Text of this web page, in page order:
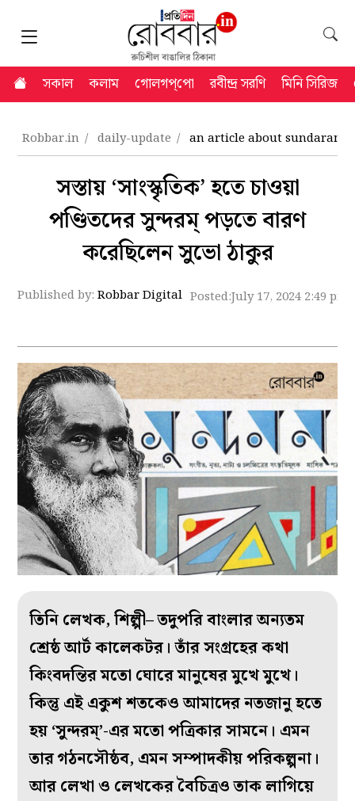
সকাল কলাম গোলগপ্‌পো রবীন্দ্র সরণি মিনি সিরিজ
Robbar.in daily-update an article about sundaram
সস্তায় ‘সাংস্কৃতিক’ হতে চাওয়া
পণ্ডিতদের সুন্দরম্‌ পড়তে বারণ
করেছিলেন সুভো ঠাকুর
Published by:Robbar Digital Posted:July 17, 2024 2:49 pm
তিনি লেখক, শিল্পী– তদুপরি বাংলার অন্যতম
শ্রেষ্ঠ আর্ট কালেকটর। তাঁর সংগ্রহের কথা
কিংবদন্তির মতো ঘোরে মানুষের মুখে মুখে।
কিন্তু এই একুশ শতকেও আমাদের নতজানু হতে
হয় ‘সুন্দরম্‌’-এর মতো পত্রিকার সামনে। এমন
তার গঠনসৌষ্ঠব, এমন সম্পাদকীয় পরিকল্পনা।
আর লেখা ও লেখকের বৈচিত্রও তাক লাগিয়ে